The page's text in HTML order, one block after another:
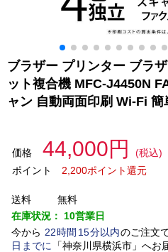
ブラザー プリンター ブラ
ット複合機 MFC-J4450N
ャン 自動両面印刷 Wi-Fi
価格 44,000円
(税込)
ポイント
2,200ポイント還元
送料
無料
在庫状況： 10営業日
今から 22時間 15分以内のご注文
日 までに 「神奈川県横浜市」 へお